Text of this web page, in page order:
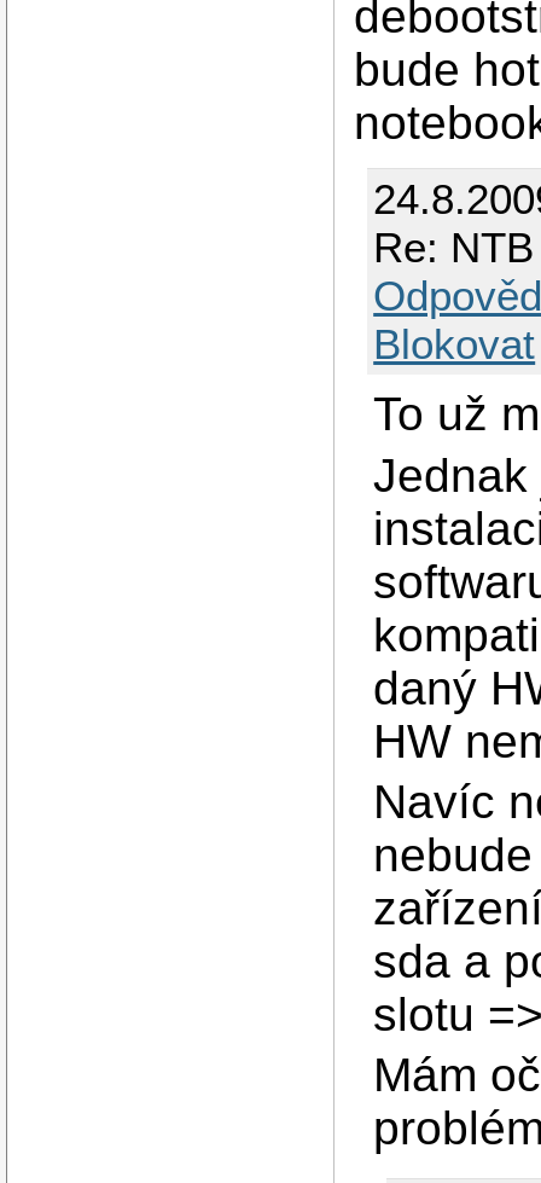
bude
Re:
Blokovat
To už
Jednak
daný
HW
Navíc
sda a
slotu
Mám